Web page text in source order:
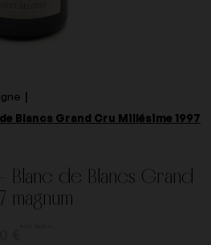
Blancs Grand Cru Millésime 1997
Blanc de Blancs Grand
magnum